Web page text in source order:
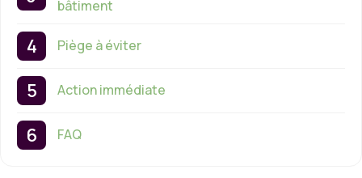
bâtiment
Piège à éviter
Action immédiate
FAQ